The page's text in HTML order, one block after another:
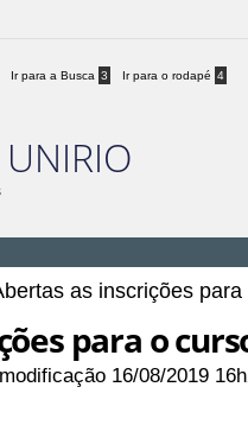
Ir para a Busca 3 Ir para o rodapé 4
as inscrições
para o
16/08/2019